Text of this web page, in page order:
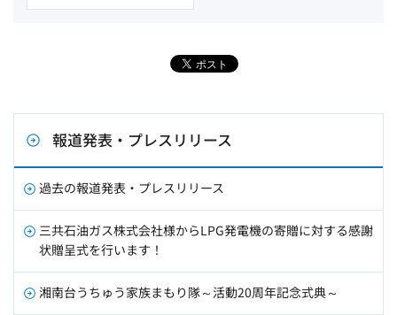
報道発表・プレスリリース
過去の報道発表・プレスリリース
三共石油ガス株式会社様からLPG発電機の寄贈に対する感謝
状贈呈式を行います！
湘南台うちゅう家族まもり隊～活動20周年記念式典～